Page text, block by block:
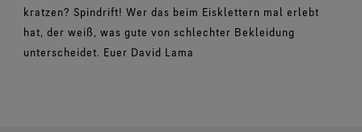
kratzen? Spindrift! Wer das beim Eisklettern mal erlebt
hat, der weiß, was gute von schlechter Bekleidung
unterscheidet. Euer David Lama